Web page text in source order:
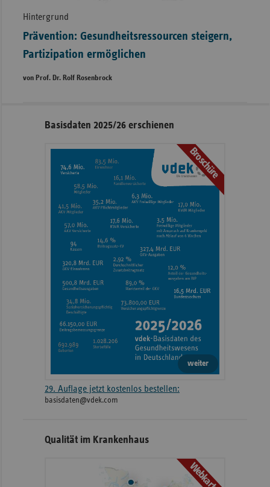
Hintergrund
Prävention: Gesundheitsressourcen steigern,
Partizipation ermöglichen
von Prof. Dr. Rolf Rosenbrock
Seitennavigation
Seitenleiste
Informationen
Basisdaten 2025/26 erschienen
Broschüre
weiter
29. Auflage jetzt kostenlos bestellen:
basisdaten@vdek.com
Qualität im Krankenhaus
Webkarte